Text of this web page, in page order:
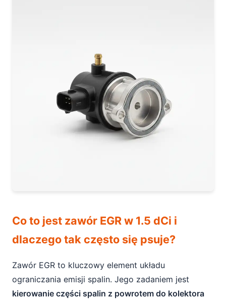
Co to jest zawór EGR w 1.5 dCi i
dlaczego tak często się psuje?
Zawór EGR to kluczowy element układu
ograniczania emisji spalin. Jego zadaniem jest
kierowanie części spalin z powrotem do kolektora